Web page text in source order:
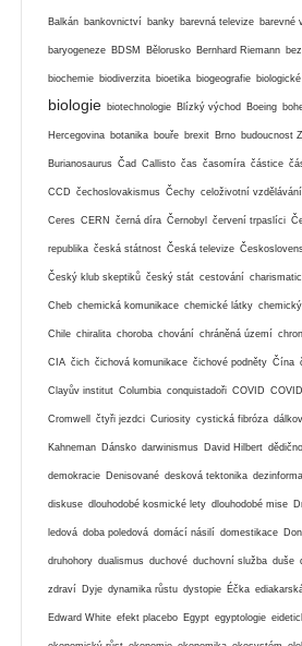
Balkán bankovnictví banky barevná televize barevné
baryogeneze BDSM Bělorusko Bernhard Riemann
biochemie biodiverzita bioetika biogeografie
biologie biotechnologie Blízký východ Boeing
Hercegovina botanika bouře brexit Brno budoucnost
Burianosaurus Čad Callisto čas časomíra částice
CCD čechoslovakismus Čechy celoživotní vzdělávání
Ceres CERN černá díra Černobyl červení trpaslíci
republika česká státnost Česká televize
Český klub skeptiků český stát cestování
Cheb chemická komunikace chemické látky
Chile chiralita choroba chování chráněná území
CIA čich čichová komunikace čichové podněty Čína
Clayův institut Columbia conquistadoři COVID
Cromwell čtyři jezdci Curiosity cystická fibróza
Kahneman Dánsko darwinismus David Hilbert
demokracie Denisované desková tektonika
diskuse dlouhodobé kosmické lety dlouhodobé mise
ledová doba poledová domácí násilí domestikace
druhohory dualismus duchové duchovní služba duše
zdraví Dyje dynamika růstu dystopie Éčka
Edward White efekt placebo Egypt egyptologie